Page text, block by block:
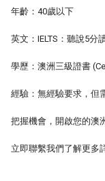
年齡：40歲以下
英文：IELTS：聽說5分
學歷：澳洲三級證書
經驗：無經驗要求，但
把握機會，開啟您的澳
立即聯繫我們了解更多